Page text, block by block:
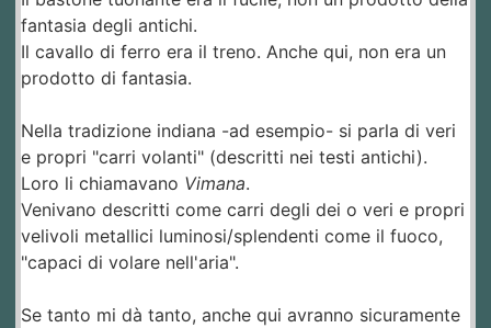
fantasia degli antichi.
Il cavallo di ferro era il treno. Anche qui, non era un
prodotto di fantasia.
Nella tradizione indiana -ad esempio- si parla di veri
e propri "carri volanti" (descritti nei testi antichi).
Loro li chiamavano Vimana.
​Venivano descritti come carri degli dei o veri e propri
velivoli metallici luminosi/splendenti come il fuoco,
"capaci di volare nell'aria".
Se tanto mi dà tanto, anche qui avranno sicuramente